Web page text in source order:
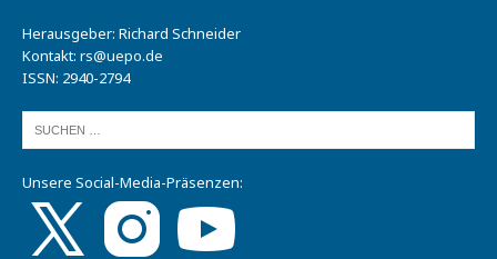
Herausgeber: Richard Schneider
Kontakt: rs@uepo.de
ISSN: 2940-2794
Unsere Social-Media-Präsenzen: